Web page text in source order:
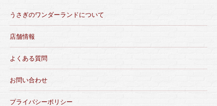
うさぎのワンダーランドについて
店舗情報
よくある質問
お問い合わせ
プライバシーポリシー